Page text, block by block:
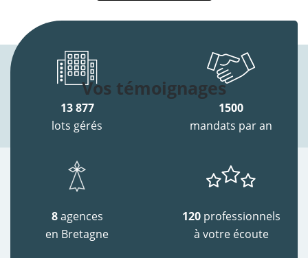
Vos témoignages
13 877
lots gérés
1500
mandats par an
8agences
en Bretagne
120 professionnels
à votre écoute